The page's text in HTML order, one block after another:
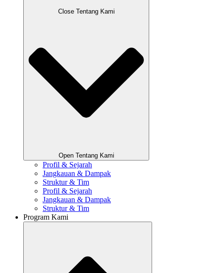
Close Tentang Kami
Open Tentang Kami
Profil & Sejarah
Jangkauan & Dampak
Struktur & Tim
Profil & Sejarah
Jangkauan & Dampak
Struktur & Tim
Program Kami